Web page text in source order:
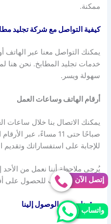
ممكنة.
كيفية التواصل مع شركة تجليد
يمكنك التواصل معنا عبر الهاتف
خدمات تجليد المطابخ. نحن
سهولة ويسر.
أرقام الهاتف وساعات العمل
صباحًا حتى 11 مساءً، عبر الأرقام التالية:
للإجابة على استفساراتك وتقديم
يُرجى ملاحظة أننا نعمل من
خلال هذه الأوقات للحصول على
موقعنا وطرق الوصول إلينا
إتصل الآن
واتساب